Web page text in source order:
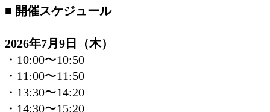
■ 開催スケジュール
2026年7月9日（木）
・10:00〜10:50
・11:00〜11:50
・13:30〜14:20
・14:30〜15:20